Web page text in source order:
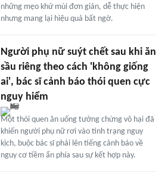
những mẹo khử mùi đơn giản, dễ thực hiện
nhưng mang lại hiệu quả bất ngờ.
Người phụ nữ suýt chết sau khi ăn
sầu riêng theo cách 'không giống
ai', bác sĩ cảnh báo thói quen cực
nguy hiểm
Một thói quen ăn uống tưởng chừng vô hại đã
khiến người phụ nữ rơi vào tình trạng nguy
kịch, buộc bác sĩ phải lên tiếng cảnh báo về
nguy cơ tiềm ẩn phía sau sự kết hợp này.